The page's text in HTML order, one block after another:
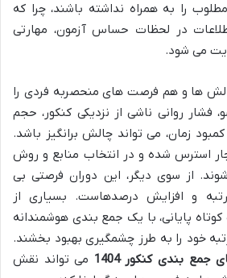
را به همراه نداشته باشند، چرا که
در لحظات حساس آزمون، مهارتی
می شود.
ها و هم فرصت های منحصربه فردی را
فشار روانی ناشی از نزدیکی کنکور، حجم
زمان، می تواند چالش برانگیز باشد.
استرس شده و در انتخاب منابع و روش
از سوی دیگر، این دوران فرصتی بی
و افزایش درصدهاست. بسیاری از
پایانی، با یک جمع بندی هوشمندانه
خود را به طرز چشمگیری بهبود بخشند.
جمع بندی کنکور 1404
می تواند نقش